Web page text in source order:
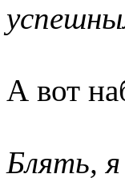
А вот
Блять,